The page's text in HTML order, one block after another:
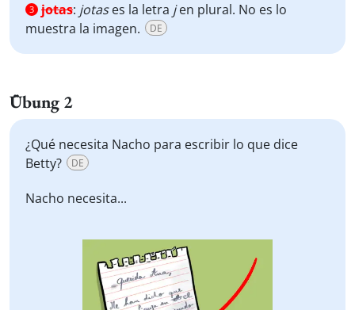
3 jotas: jotases la letra jen plural. No es lo
muestra la imagen.
DE
Übung 2
¿Qué necesita Nacho para escribir lo que dice
Betty?
DE
Nacho necesita...